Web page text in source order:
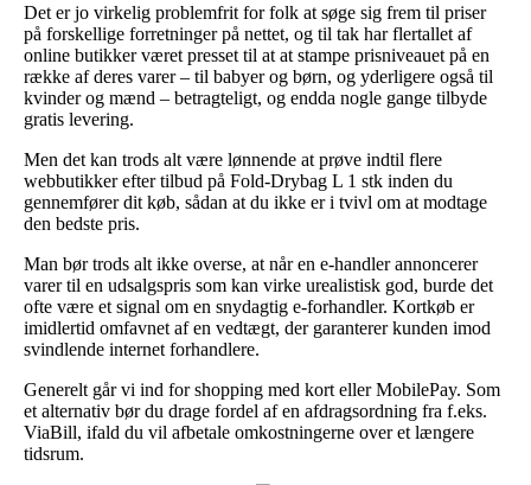
Det er jo virkelig problemfrit for folk at søge sig frem til priser
på forskellige forretninger på nettet, og til tak har flertallet af
online butikker været presset til at at stampe prisniveauet på en
række af deres varer – til babyer og børn, og yderligere også til
kvinder og mænd – betragteligt, og endda nogle gange tilbyde
gratis levering.
Men det kan trods alt være lønnende at prøve indtil flere
webbutikker efter tilbud på Fold-Drybag L 1 stk inden du
gennemfører dit køb, sådan at du ikke er i tvivl om at modtage
den bedste pris.
Man bør trods alt ikke overse, at når en e-handler annoncerer
varer til en udsalgspris som kan virke urealistisk god, burde det
ofte være et signal om en snydagtig e-forhandler. Kortkøb er
imidlertid omfavnet af en vedtægt, der garanterer kunden imod
svindlende internet forhandlere.
Generelt går vi ind for shopping med kort eller MobilePay. Som
et alternativ bør du drage fordel af en afdragsordning fra f.eks.
ViaBill, ifald du vil afbetale omkostningerne over et længere
tidsrum.